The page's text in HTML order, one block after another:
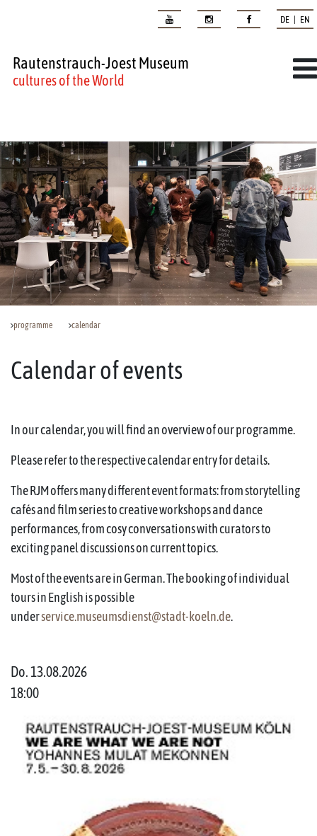
DE | EN
Rautenstrauch-Joest Museum
cultures of the World
programme calendar
Calendar of events
In our calendar, you will find an overview of our programme.
Please refer to the respective calendar entry for details.
The RJM offers many different event formats: from storytelling
cafés and film series to creative workshops and dance
performances, from cosy conversations with curators to
exciting panel discussions on current topics.
Most of the events are in German. The booking of individual
tours in English is possible
underservice.museumsdienst@stadt-koeln.de.
Do. 13.08.2026
18:00